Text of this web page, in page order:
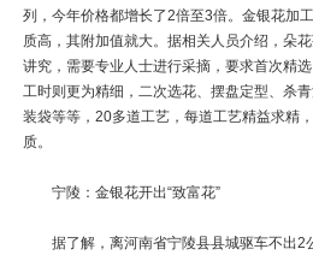
列，今年价格都增长了2倍至3倍。金银花加
质高，其附加值就大。据相关人员介绍，朵
讲究，需要专业人士进行采摘，要求首次精
工时则更为精细，二次选花、摆盘定型、杀青
装袋等等，20多道工艺，每道工艺精益求精
质。
宁陵：金银花开出“致富花”
据了解，离河南省宁陵县县城驱车不出2